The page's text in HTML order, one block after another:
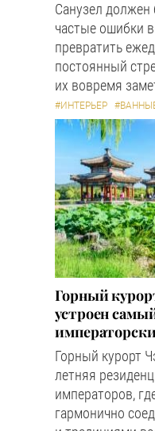
Санузел должен
частые ошибки
превратить
постоянный
их вовремя
#ИНТЕРЬЕР
Горный
устроен
Горный курорт
летняя
императоров,
гармонично